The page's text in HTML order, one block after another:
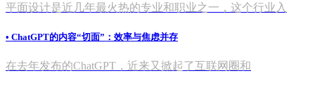
平面设计是近几年最火热的专业和职业之一，这个行业入
• ChatGPT的内容“切面”：效率与焦虑并存
在去年发布的ChatGPT，近来又掀起了互联网圈和